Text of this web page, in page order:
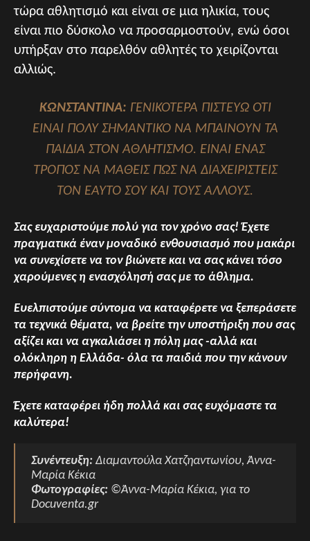
τώρα αθλητισμό και είναι σε μια ηλικία, τους
είναι πιο δύσκολο να προσαρμοστούν, ενώ όσοι
υπήρξαν στο παρελθόν αθλητές το χειρίζονται
αλλιώς.
ΚΩΝΣΤΑΝΤΙΝΑ: ΓΕΝΙΚΟΤΕΡΑ ΠΙΣΤΕΥΩ ΟΤΙ
ΕΙΝΑΙ ΠΟΛΥ ΣΗΜΑΝΤΙΚΟ ΝΑ ΜΠΑΙΝΟΥΝ ΤΑ
ΠΑΙΔΙΑ ΣΤΟΝ ΑΘΛΗΤΙΣΜΟ. ΕΙΝΑΙ ΕΝΑΣ
ΤΡΟΠΟΣ ΝΑ ΜΑΘΕΙΣ ΠΩΣ ΝΑ ΔΙΑΧΕΙΡΙΣΤΕΙΣ
ΤΟΝ ΕΑΥΤΟ ΣΟΥ ΚΑΙ ΤΟΥΣ ΑΛΛΟΥΣ.
Σας ευχαριστούμε πολύ για τον χρόνο σας! Έχετε
πραγματικά έναν μοναδικό ενθουσιασμό που μακάρι
να συνεχίσετε να τον βιώνετε και να σας κάνει τόσο
χαρούμενες η ενασχόλησή σας με το άθλημα.
Ευελπιστούμε σύντομα να καταφέρετε να ξεπεράσετε
τα τεχνικά θέματα, να βρείτε την υποστήριξη που σας
αξίζει και να αγκαλιάσει η πόλη μας -αλλά και
ολόκληρη η Ελλάδα- όλα τα παιδιά που την κάνουν
περήφανη.
Έχετε καταφέρει ήδη πολλά και σας ευχόμαστε τα
καλύτερα!
Συνέντευξη:Διαμαντούλα Χατζηαντωνίου, Άννα-
Μαρία Κέκια
Φωτογραφίες: ©Άννα-Μαρία Κέκια, για το
Docuventa.gr